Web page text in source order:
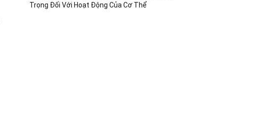
Trọng Đối Với Hoạt Động Của Cơ Thể